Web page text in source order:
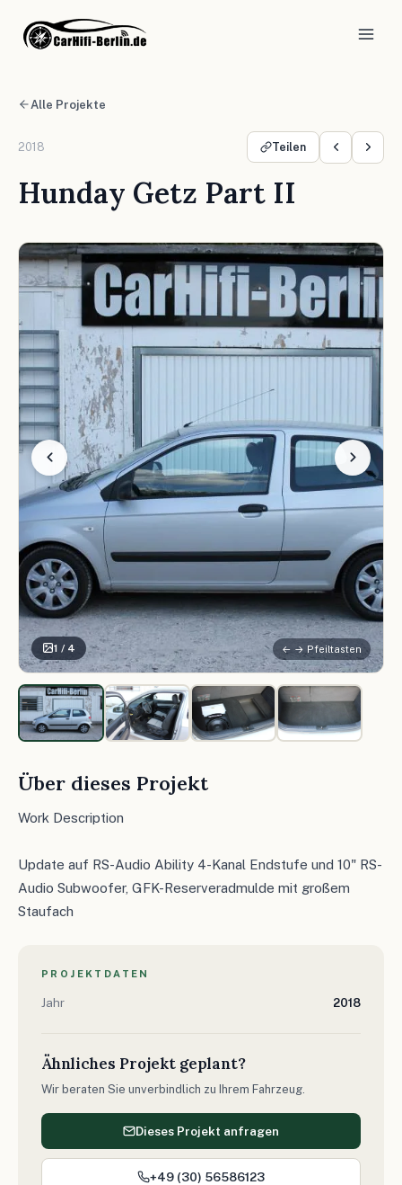
Alle Projekte
2018 Teilen
Hunday Getz Part II
1 / 4 ← → Pfeiltasten
Über dieses Projekt
Work Description
Update auf RS-Audio Ability 4-Kanal Endstufe und 10" RS-
Audio Subwoofer, GFK-Reserveradmulde mit großem
Staufach
PROJEKTDATEN
Jahr 2018
Ähnliches Projekt geplant?
Wir beraten Sie unverbindlich zu Ihrem Fahrzeug.
Dieses Projekt anfragen
+49 (30) 56586123